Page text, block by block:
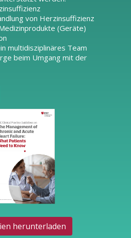
von Herzinsuffizienz
(Geräte)
multidisziplinäres Team
beim Umgang mit der
herunterladen